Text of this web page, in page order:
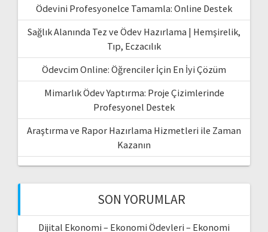
Ödevini Profesyonelce Tamamla: Online Destek
Sağlık Alanında Tez ve Ödev Hazırlama | Hemşirelik,
Tıp, Eczacılık
Ödevcim Online: Öğrenciler İçin En İyi Çözüm
Mimarlık Ödev Yaptırma: Proje Çizimlerinde
Profesyonel Destek
Araştırma ve Rapor Hazırlama Hizmetleri ile Zaman
Kazanın
SON YORUMLAR
Dijital Ekonomi – Ekonomi Ödevleri – Ekonomi